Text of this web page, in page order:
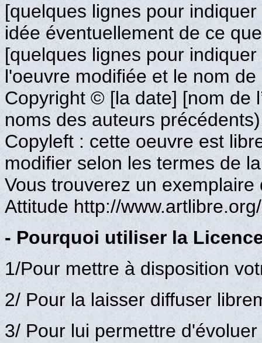
[quelques lignes pour
idée éventuellement de ce
[quelques lignes pour
l'oeuvre modifiée et le nom de
Copyright © [la date] [nom de
noms des auteurs précédents)
Copyleft : cette oeuvre est
modifier selon les termes de
Vous trouverez un
Attitude http://
- Pourquoi utiliser la
1/Pour mettre à disposition
2/ Pour la laisser diffuser
3/ Pour lui permettre